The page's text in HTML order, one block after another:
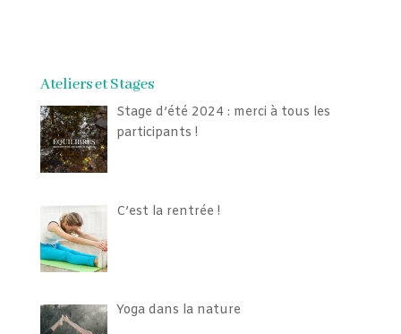
Ateliers et Stages
Stage d’été 2024 : merci à tous les
participants !
C’est la rentrée !
Yoga dans la nature